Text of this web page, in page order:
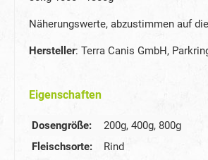
Näherungswerte, abzustimmen auf
Hersteller: Terra Canis GmbH,
Eigenschaften
Dosengröße: 200g, 400g, 800g
Fleischsorte:
Rind